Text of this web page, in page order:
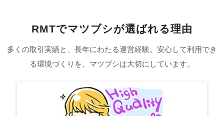
RMTでマツブシが選ばれる理由
多くの取引実績と、長年にわたる運営経験。安心して利用でき
る環境づくりを、マツブシは大切にしています。